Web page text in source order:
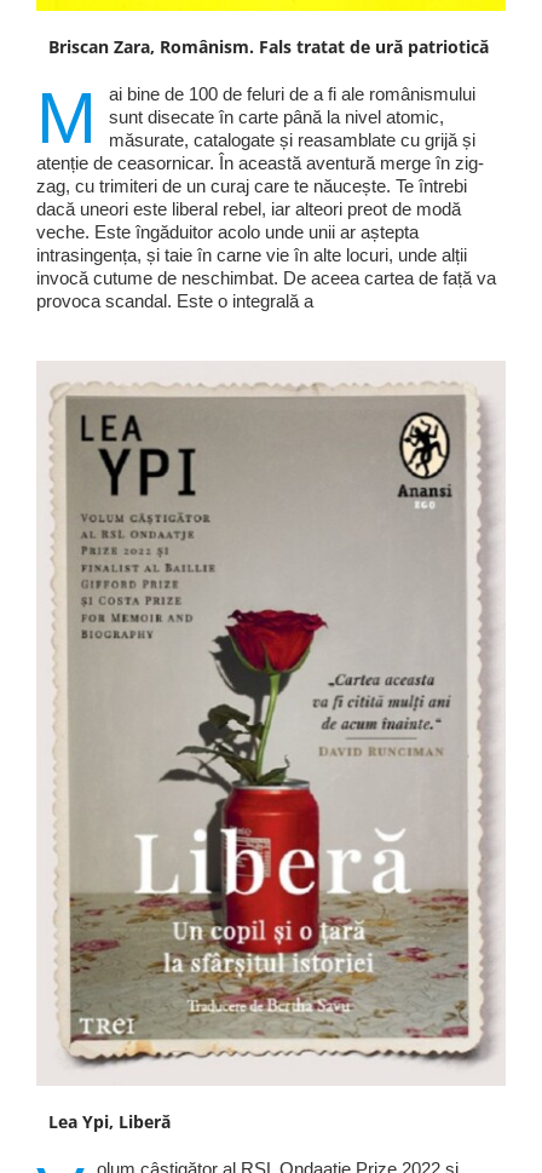
Briscan Zara, Românism. Fals tratat de ură patriotică
M
ai bine de 100 de feluri de a fi ale românismului
sunt disecate în carte până la nivel atomic,
măsurate, catalogate și reasamblate cu grijă și
atenție de ceasornicar. În această aventură merge în zig-
zag, cu trimiteri de un curaj care te năucește. Te întrebi
dacă uneori este liberal rebel, iar alteori preot de modă
veche. Este îngăduitor acolo unde unii ar aștepta
intrasingența, și taie în carne vie în alte locuri, unde alții
invocă cutume de neschimbat. De aceea cartea de față va
provoca scandal. Este o integrală a
Lea Ypi, Liberă
olum câștigător al RSL Ondaatje Prize 2022 și